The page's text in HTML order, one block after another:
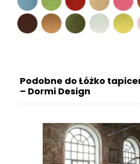
Podobne do Łóżko
– Dormi Design